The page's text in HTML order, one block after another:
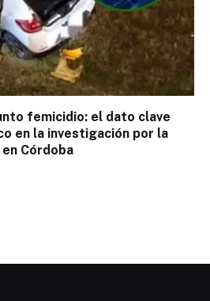
femicidio: el dato clave
en la investigación por la
Córdoba